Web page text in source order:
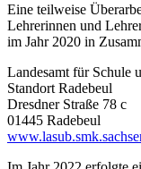
Eine teilweise
Lehrerinnen und
im Jahr 2020 in
Landesamt für Schule
Standort Radebeul
Dresdner Straße 78 c
01445 Radebeul